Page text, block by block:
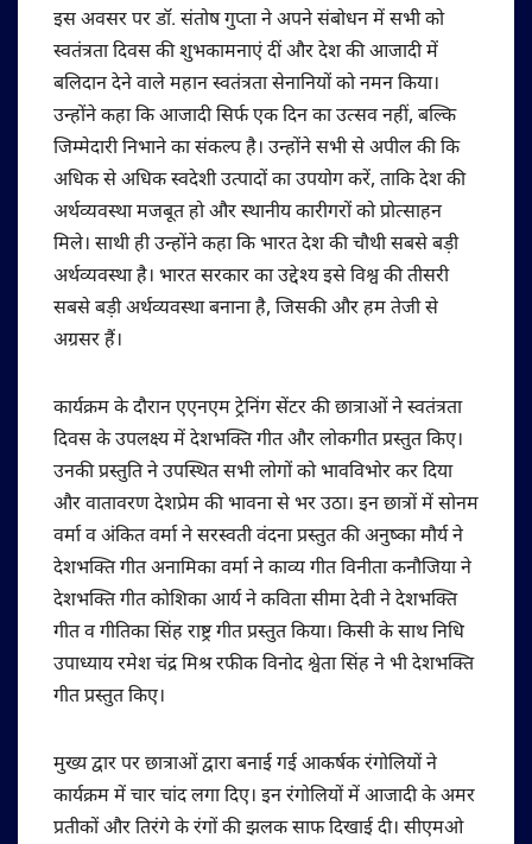
इस अवसर पर डॉ. संतोष गुप्ता ने अपने संबोधन में सभी को
स्वतंत्रता दिवस की शुभकामनाएं दीं और देश की आजादी में
बलिदान देने वाले महान स्वतंत्रता सेनानियों को नमन किया।
उन्होंने कहा कि आजादी सिर्फ एक दिन का उत्सव नहीं, बल्कि
जिम्मेदारी निभाने का संकल्प है। उन्होंने सभी से अपील की कि
अधिक से अधिक स्वदेशी उत्पादों का उपयोग करें, ताकि देश की
अर्थव्यवस्था मजबूत हो और स्थानीय कारीगरों को प्रोत्साहन
मिले। साथी ही उन्होंने कहा कि भारत देश की चौथी सबसे बड़ी
अर्थव्यवस्था है। भारत सरकार का उद्देश्य इसे विश्व की तीसरी
सबसे बड़ी अर्थव्यवस्था बनाना है, जिसकी और हम तेजी से
अग्रसर हैं।
कार्यक्रम के दौरान एएनएम ट्रेनिंग सेंटर की छात्राओं ने स्वतंत्रता
दिवस के उपलक्ष्य में देशभक्ति गीत और लोकगीत प्रस्तुत किए।
उनकी प्रस्तुति ने उपस्थित सभी लोगों को भावविभोर कर दिया
और वातावरण देशप्रेम की भावना से भर उठा। इन छात्रों में सोनम
वर्मा व अंकित वर्मा ने सरस्वती वंदना प्रस्तुत की अनुष्का मौर्य ने
देशभक्ति गीत अनामिका वर्मा ने काव्य गीत विनीता कनौजिया ने
देशभक्ति गीत कोशिका आर्य ने कविता सीमा देवी ने देशभक्ति
गीत व गीतिका सिंह राष्ट्र गीत प्रस्तुत किया। किसी के साथ निधि
उपाध्याय रमेश चंद्र मिश्र रफीक विनोद श्वेता सिंह ने भी देशभक्ति
गीत प्रस्तुत किए।
मुख्य द्वार पर छात्राओं द्वारा बनाई गई आकर्षक रंगोलियों ने
कार्यक्रम में चार चांद लगा दिए। इन रंगोलियों में आजादी के अमर
प्रतीकों और तिरंगे के रंगों की झलक साफ दिखाई दी। सीएमओ